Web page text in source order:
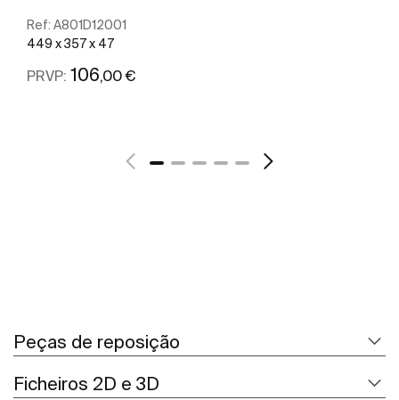
Ref: A801D12001
449 x 357 x 47
PRVP: 106,00 €
Peças de reposição
Ficheiros 2D e 3D